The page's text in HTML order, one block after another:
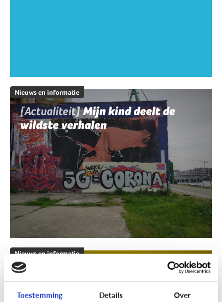
Toestemming Details Over
Nieuws en informatie
[Actualiteit]Mijn kind deelt de
wildste verhalen
Nieuws en informatie
[Klik & Print]